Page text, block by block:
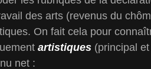
des arts (revenus du
On fait cela pour
artistiques (principal
net :